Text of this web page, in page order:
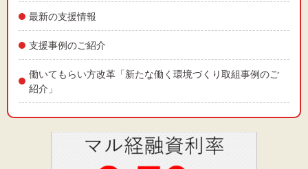
最新の支援情報
支援事例のご紹介
働いてもらい方改革「新たな働く環境づくり取組事例のご
紹介」